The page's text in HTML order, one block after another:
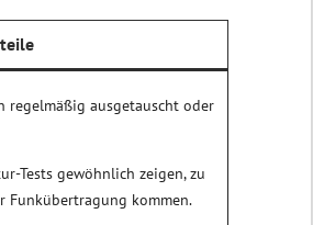
regelmäßig ausgetauscht oder
Tests gewöhnlich zeigen, zu
Funkübertragung kommen.